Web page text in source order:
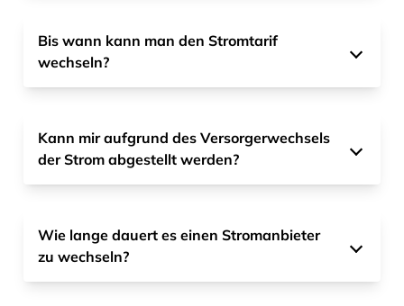
Bis wann kann man den Stromtarif
wechseln?
Kann mir aufgrund des Versorgerwechsels
der Strom abgestellt werden?
Wie lange dauert es einen Stromanbieter
zu wechseln?